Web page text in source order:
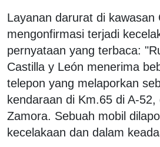
Layanan darurat di kawasan
mengonfirmasi terjadi
pernyataan yang terbaca:
Castilla y León menerima
telepon yang melaporkan
kendaraan di Km.65 di A-
Zamora. Sebuah mobil
kecelakaan dan dalam